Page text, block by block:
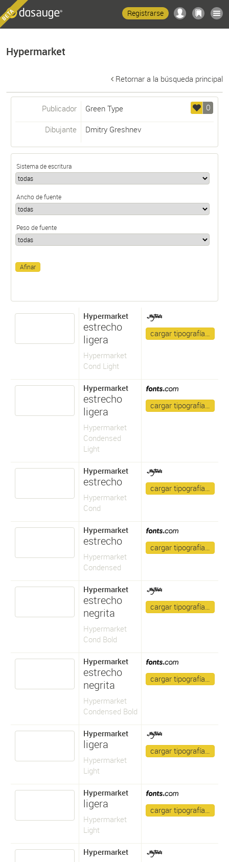
Registrarse
Hypermarket
Retornar a la búsqueda principal
0
Publicador Green Type
Dibujante Dmitry Greshnev
Sistema de escritura
Ancho de fuente
Peso de fuente
Hypermarket
estrecho
ligera
Hypermarket
Cond Light
cargar tipografía…
Hypermarket
estrecho
ligera
Hypermarket
Condensed
Light
cargar tipografía…
Hypermarket
estrecho
Hypermarket
Cond
cargar tipografía…
Hypermarket
estrecho
Hypermarket
Condensed
cargar tipografía…
Hypermarket
estrecho
negrita
Hypermarket
Cond Bold
cargar tipografía…
Hypermarket
estrecho
negrita
Hypermarket
Condensed Bold
cargar tipografía…
Hypermarket
ligera
Hypermarket
Light
cargar tipografía…
Hypermarket
ligera
Hypermarket
Light
cargar tipografía…
Hypermarket